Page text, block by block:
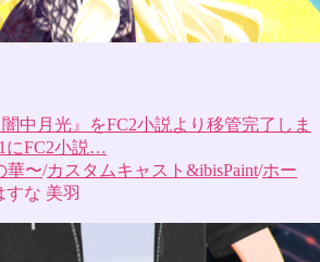
中月光』をFC2小説より移管完了しま
にFC2小説…
華〜/カスタムキャスト&ibisPaint/ホー
すな 美羽